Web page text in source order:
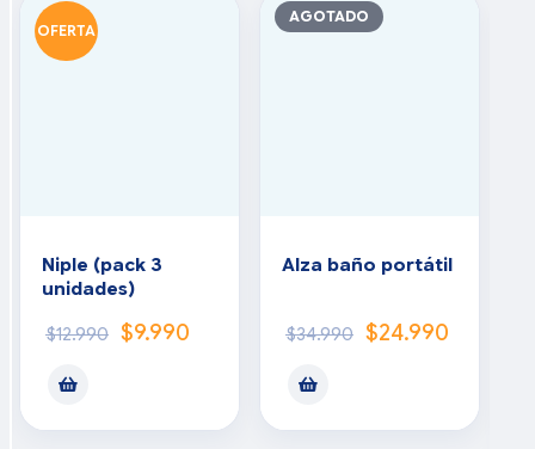
OFERTA
Niple (pack 3
unidades)
$12.990 $9.990
AGOTADO
Alza baño portátil
$34.990 $24.990